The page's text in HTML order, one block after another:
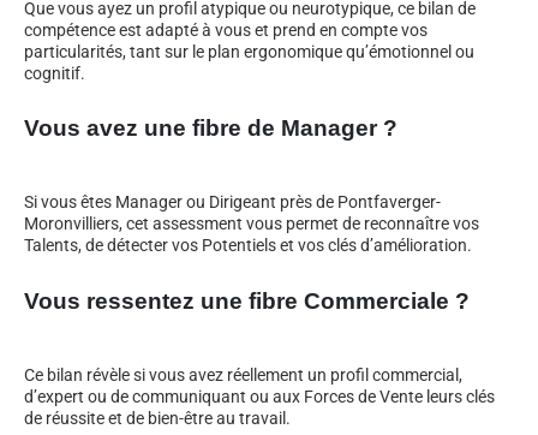
Que vous ayez un profil atypique ou neurotypique, ce bilan de
compétence est adapté à vous et prend en compte vos
particularités, tant sur le plan ergonomique qu’émotionnel ou
cognitif.
Vous avez une fibre de Manager ?
Si vous êtes Manager ou Dirigeant près de Pontfaverger-
Moronvilliers, cet assessment vous permet de reconnaître vos
Talents, de détecter vos Potentiels et vos clés d’amélioration.
Vous ressentez une fibre Commerciale ?
Ce bilan révèle si vous avez réellement un profil commercial,
d’expert ou de communiquant ou aux Forces de Vente leurs clés
de réussite et de bien-être au travail.